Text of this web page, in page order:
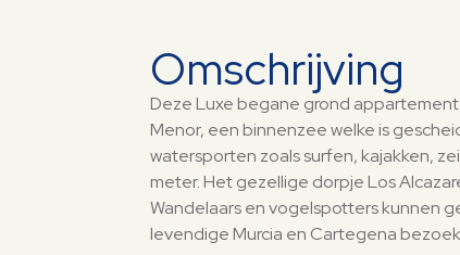
Omschrijving
Deze Luxe begane grond
Menor, een binnenzee welke is
watersporten zoals surfen, kajakken,
meter. Het gezellige dorpje Los
Wandelaars en vogelspotters kunnen
levendige Murcia en Cartegena